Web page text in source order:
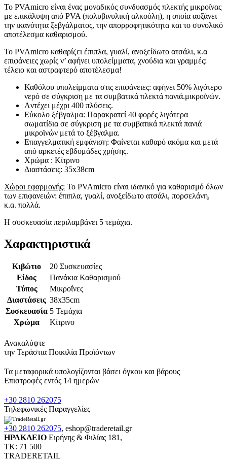
Το PVAmicro είναι ένας μοναδικός συνδυασμός πλεκτής μικροϊνας
με επικάλυψη από PVA (πολυβινυλική αλκοόλη), η οποία αυξάνει
την ικανότητα ξεβγάλματος, την απορροφητικότητα και το συνολικό
αποτέλεσμα καθαρισμού.
Το PVAmicro καθαρίζει έπιπλα, γυαλί, ανοξείδωτο ατσάλι, κ.α
επιφάνειες χωρίς ν’ αφήνει υπολείμματα, χνούδια και γραμμές:
τέλειο και αστραφτερό αποτέλεσμα!
Καθόλου υπολείμματα στις επιφάνειες: αφήνει 50% λιγότερο
νερό σε σύγκριση με τα συμβατικά πλεκτά πανιά.μικροϊνών.
Aντέχει μέχρι 400 πλύσεις.
Εύκολο ξέβγαλμα: Παρακρατεί 40 φορές λιγότερα
σωματίδια σε σύγκριση με τα συμβατικά πλεκτά πανιά
μικροϊνών μετά το ξέβγαλμα.
Επαγγελματική εμφάνιση: Φαίνεται καθαρό ακόμα και μετά
από αρκετές εβδομάδες χρήσης.
Χρώμα : Κίτρινο
Διαστάσεις: 35x38cm
Χώροι εφαρμογής: Το PVAmicro είναι ιδανικό για καθαρισμό όλων
των επιφανειών: έπιπλα, γυαλί, ανοξείδωτο ατσάλι, πορσελάνη,
κ.α. πολλά.
Η συσκευασία περιλαμβάνει 5 τεμάχια.
Χαρακτηριστικά
Κιβώτιο
20 Συσκευασίες
Είδος
Πανάκια Καθαρισμού
Τύπος
Μικροΐνες
Διαστάσεις 38x35cm
Συσκευασία 5 Τεμάχια
Χρώμα
Κίτρινο
Ανακαλύψτε
την Τεράστια Ποικιλία Προϊόντων
Τα μεταφορικά υπολογίζονται βάσει όγκου και βάρους
Επιστροφές εντός 14 ημερών
+30 2810 262075
Τηλεφωνικές Παραγγελίες
+30 2810 262075, eshop@traderetail.gr
ΗΡΑΚΛΕΙΟ Ειρήνης & Φιλίας 181,
ΤΚ: 71 500
TRADERETAIL